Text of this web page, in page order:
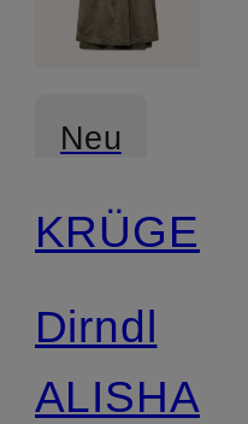
Neu
KRÜGER
Dirndl
ALISHA